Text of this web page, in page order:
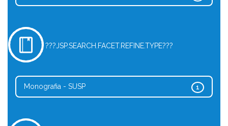
???JSP.SEARCH.FACET.REFINE.TYPE???
1
Monografia - SUSP